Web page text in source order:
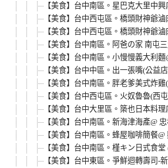
【美食】台中南區。星巴克大里中
【美食】台中西屯區。橋頭財神爺
【美食】台中西屯區。橋頭財神爺
【美食】台中南區。阿爸の家 南屯
【美食】台中南區。小慢慢義大利
【美食】台中中區。出一張嘴(公益
【美食】台中南區。胖老爹美式炸
【美食】台中西屯區。火奴魯魯(西
【美食】台中大里區。築也日本料
【美食】台中南區。新海津海產@
【美食】台中南區。蜂屋咖啡簡餐
【美食】台中南區。槿キン日式食
【美食】台中東區。爭鮮迴轉壽司-